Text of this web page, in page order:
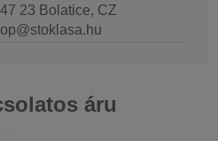
23 Bolatice, CZ
áru